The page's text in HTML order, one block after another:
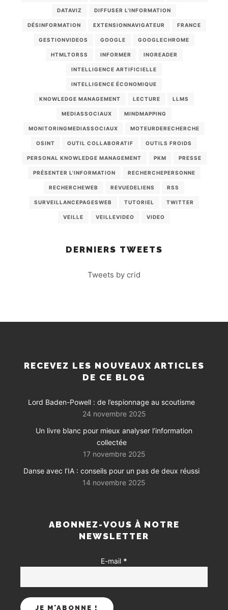
DATAVIZ DIFFUSER L'INFORMATION
DÉSINFORMATION EXTENSIONNAVIGATEUR FRANCE
GESTIONVIDEOS GOOGLE GOOGLECHROME
HTMLTORSS INFORMER INOREADER
INTELLIGENCE ARTIFICIELLE
INTELLIGENCE ÉCONOMIQUE
KNOWLEDGE MANAGEMENT LECTURE LLMS
MEDIASSOCIAUX MINDMAPPING
MONITORINGMEDIASSOCIAUX MOTEURDERECHERCHE
OSINT OUTIL COLLABORATIF OUTILS FROIDS
PERSONAL KNOWLEDGE MANAGEMENT PKM PRESSE
PRÉSENTER L'INFORMATION RECHERCHEPERSONNE
RECHERCHEWEB REVUEDELIENS RSS
SURVEILLANCEPAGESWEB TUTORIEL TWITTER
VEILLE VEILLEVIDEO VIDEO
DERNIERS TWEETS
Tweets by crid
RECEVEZ LES NOUVEAUX ARTICLES
DE CE BLOG
Lord Baden-Powell : de l’espionnage au scoutisme
24 novembre 2025
Un livre blanc pour mieux analyser l’information
collectée
17 novembre 2025
Danse avec l’IA : conseils pour un pas de deux réussi
14 novembre 2025
ABONNEZ-VOUS À NOTRE
NEWSLETTER
E-mail *